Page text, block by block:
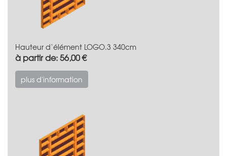
Hauteur d‘élément LOGO.3 340cm
à partir de: 56,00 €
plus d'information